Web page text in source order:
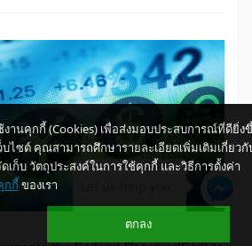
งานคุกกี้ (Cookies) เพื่อส่งมอบประสบการณ์ที่ดียิ่ง
ไซต์ คุณสามารถศึกษารายละเอียดเพิ่มเติมเกี่ยวกั
ก็บ วัตถุประสงค์ในการใช้คุกกี้ และวิธีการตั้งค่า
กกี้ ของเรา
ตกลง